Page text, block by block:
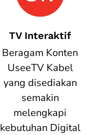
TV Interaktif
Beragam Konten
UseeTV Kabel
yang disediakan
semakin
melengkapi
kebutuhan Digital